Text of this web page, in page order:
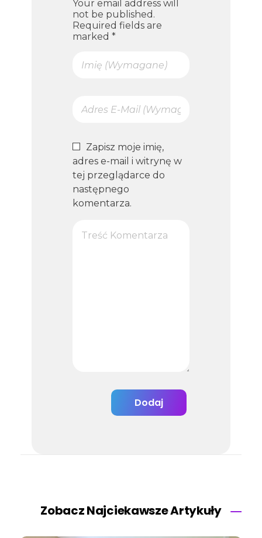
Your email address will
not be published.
Required fields are
marked *
Zapisz moje imię,
adres e-mail i witrynę w
tej przeglądarce do
następnego
komentarza.
Zobacz Najciekawsze Artykuły